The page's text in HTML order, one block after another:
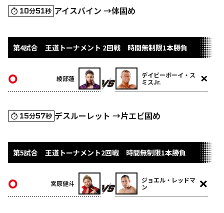
10分51秒 アイスバイン →体固め
第4試合 王道トーナメント 2回戦 時間無制限1本勝負
綾部蓮
デイビーボーイ・ス
ミスJr.
15分57秒 デスルーレット →片エビ固め
第5試合 王道トーナメント2回戦 時間無制限1本勝負
宮原健斗
ジョエル・レッドマ
ン